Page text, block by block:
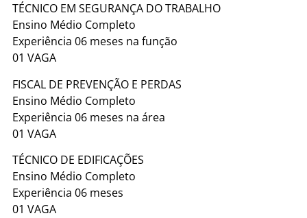
TÉCNICO EM SEGURANÇA DO TRABALHO
Ensino Médio Completo
Experiência 06 meses na função
01 VAGA
FISCAL DE PREVENÇÃO E PERDAS
Ensino Médio Completo
Experiência 06 meses na área
01 VAGA
TÉCNICO DE EDIFICAÇÕES
Ensino Médio Completo
Experiência 06 meses
01 VAGA